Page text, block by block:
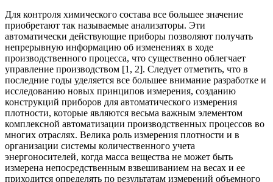
Для контроля химического состава все большее значение
приобретают так называемые анализаторы. Эти
автоматически действующие приборы позволяют получать
непрерывную информацию об изменениях в ходе
производственного процесса, что существенно облегчает
управление производством [1, 2]. Следует отметить, что в
последние годы уделяется все большее внимание разработке и
исследованию новых принципов измерения, созданию
конструкций приборов для автоматического измерения
плотности, которые являются весьма важным элементом
комплексной автоматизации производственных процессов во
многих отраслях. Велика роль измерения плотности и в
организации системы количественного учета
энергоносителей, когда масса вещества не может быть
измерена непосредственным взвешиванием на весах и ее
приходится определять по результатам измерений объемного